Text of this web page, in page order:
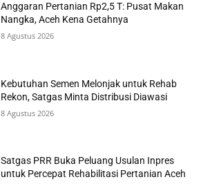
Anggaran Pertanian Rp2,5 T: Pusat Makan
Nangka, Aceh Kena Getahnya
8 Agustus 2026
Kebutuhan Semen Melonjak untuk Rehab
Rekon, Satgas Minta Distribusi Diawasi
8 Agustus 2026
Satgas PRR Buka Peluang Usulan Inpres
untuk Percepat Rehabilitasi Pertanian Aceh